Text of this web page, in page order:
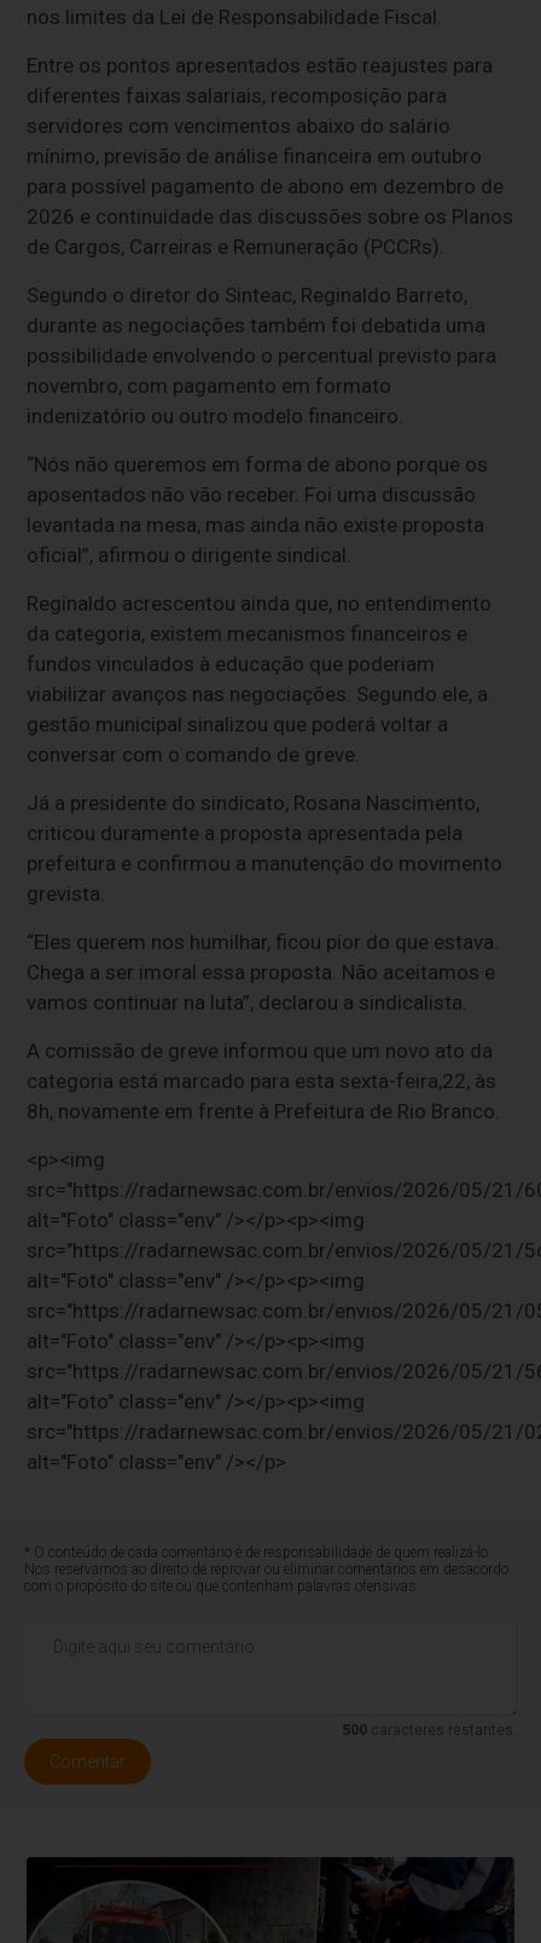
nos limites da Lei de Responsabilidade Fiscal.
Entre os pontos apresentados estão reajustes para
diferentes faixas salariais, recomposição para
servidores com vencimentos abaixo do salário
mínimo, previsão de análise financeira em outubro
para possível pagamento de abono em dezembro de
2026 e continuidade das discussões sobre os Planos
de Cargos, Carreiras e Remuneração (PCCRs).
Segundo o diretor do Sinteac, Reginaldo Barreto,
durante as negociações também foi debatida uma
possibilidade envolvendo o percentual previsto para
novembro, com pagamento em formato
indenizatório ou outro modelo financeiro.
“Nós não queremos em forma de abono porque os
aposentados não vão receber. Foi uma discussão
levantada na mesa, mas ainda não existe proposta
oficial”, afirmou o dirigente sindical.
Reginaldo acrescentou ainda que, no entendimento
da categoria, existem mecanismos financeiros e
fundos vinculados à educação que poderiam
viabilizar avanços nas negociações. Segundo ele, a
gestão municipal sinalizou que poderá voltar a
conversar com o comando de greve.
Já a presidente do sindicato, Rosana Nascimento,
criticou duramente a proposta apresentada pela
prefeitura e confirmou a manutenção do movimento
grevista.
“Eles querem nos humilhar, ficou pior do que estava.
Chega a ser imoral essa proposta. Não aceitamos e
vamos continuar na luta”, declarou a sindicalista.
A comissão de greve informou que um novo ato da
categoria está marcado para esta sexta-feira,22, às
8h, novamente em frente à Prefeitura de Rio Branco.
<p><img
src="https://radarnewsac.com.br/envios/2026/05/21/
alt="Foto" class="env" /></p><p><img
src="https://radarnewsac.com.br/envios/2026/05/21/
alt="Foto" class="env" /></p><p><img
src="https://radarnewsac.com.br/envios/2026/05/21/
alt="Foto" class="env" /></p><p><img
src="https://radarnewsac.com.br/envios/2026/05/21/
alt="Foto" class="env" /></p><p><img
src="https://radarnewsac.com.br/envios/2026/05/21/
alt="Foto" class="env" /></p>
* O conteúdo de cada comentário é de responsabilidade de quem realizá-lo.
Nos reservamos ao direito de reprovar ou eliminar comentários em desacordo
com o propósito do site ou que contenham palavras ofensivas.
500caracteres restantes.
Comentar